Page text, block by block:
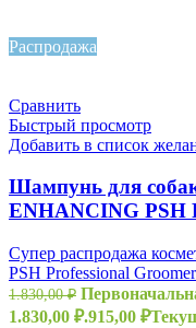
Распродажа
Сравнить
Быстрый просмотр
Добавить в список
Шампунь для
ENHANCING PSH
Супер распродажа
PSH Professional
1.830,00₽
1.830,00 ₽.915,00 ₽